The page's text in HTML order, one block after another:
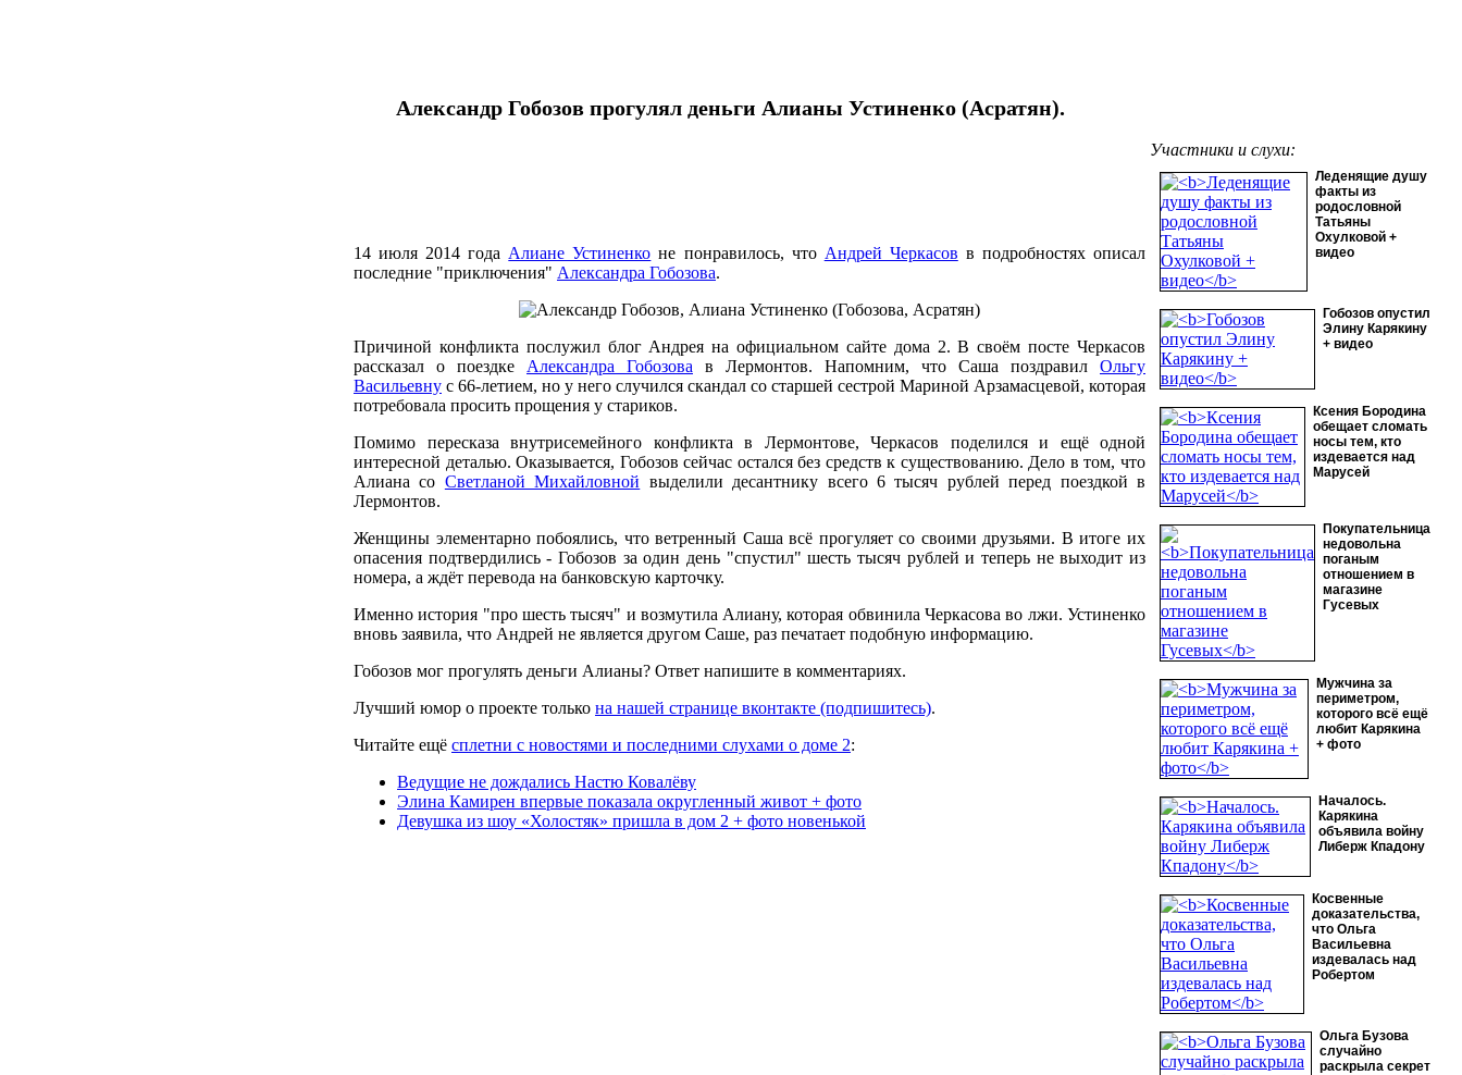
Александр Гобозов прогулял деньги Алианы Устиненко (Асратян).
Участники и слухи:
Леденящие душу
факты из
родословной
Татьяны
Охулковой +
видео
Гобозов опустил
Элину Карякину
+ видео
Ксения Бородина
обещает сломать
носы тем, кто
издевается над
Марусей
Покупательница
недовольна
поганым
отношением в
магазине
Гусевых
Мужчина за
периметром,
которого всё ещё
любит Карякина
+ фото
Началось.
Карякина
объявила войну
Либерж Кпадону
Косвенные
доказательства,
что Ольга
Васильевна
издевалась над
Робертом
Ольга Бузова
случайно
раскрыла секрет
14 июля 2014 года Алиане Устиненко не понравилось, что Андрей Черкасов в подробностях описал
последние "приключения" Александра Гобозова.
Причиной конфликта послужил блог Андрея на официальном сайте дома 2. В своём посте Черкасов
рассказал о поездке Александра Гобозова в Лермонтов. Напомним, что Саша поздравил Ольгу
Васильевну с 66-летием, но у него случился скандал со старшей сестрой Мариной Арзамасцевой, которая
потребовала просить прощения у стариков.
Помимо пересказа внутрисемейного конфликта в Лермонтове, Черкасов поделился и ещё одной
интересной деталью. Оказывается, Гобозов сейчас остался без средств к существованию. Дело в том, что
Алиана со Светланой Михайловной выделили десантнику всего 6 тысяч рублей перед поездкой в
Лермонтов.
Женщины элементарно побоялись, что ветренный Саша всё прогуляет со своими друзьями. В итоге их
опасения подтвердились - Гобозов за один день "спустил" шесть тысяч рублей и теперь не выходит из
номера, а ждёт перевода на банковскую карточку.
Именно история "про шесть тысяч" и возмутила Алиану, которая обвинила Черкасова во лжи. Устиненко
вновь заявила, что Андрей не является другом Саше, раз печатает подобную информацию.
Гобозов мог прогулять деньги Алианы? Ответ напишите в комментариях.
Лучший юмор о проекте только на нашей странице вконтакте (подпишитесь).
Читайте ещё сплетни с новостями и последними слухами о доме 2:
Ведущие не дождались Настю Ковалёву
Элина Камирен впервые показала округленный живот + фото
Девушка из шоу «Холостяк» пришла в дом 2 + фото новенькой